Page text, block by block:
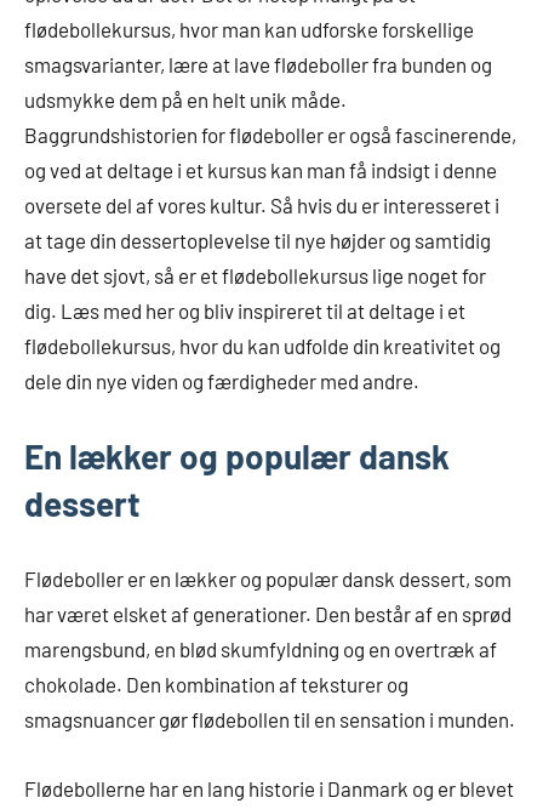
flødebollekursus, hvor man kan udforske forskellige
smagsvarianter, lære at lave flødeboller fra bunden og
udsmykke dem på en helt unik måde.
Baggrundshistorien for flødeboller er også fascinerende,
og ved at deltage i et kursus kan man få indsigt i denne
oversete del af vores kultur. Så hvis du er interesseret i
at tage din dessertoplevelse til nye højder og samtidig
have det sjovt, så er et flødebollekursus lige noget for
dig. Læs med her og bliv inspireret til at deltage i et
flødebollekursus, hvor du kan udfolde din kreativitet og
dele din nye viden og færdigheder med andre.
En lækker og populær dansk
dessert
Flødeboller er en lækker og populær dansk dessert, som
har været elsket af generationer. Den består af en sprød
marengsbund, en blød skumfyldning og en overtræk af
chokolade. Den kombination af teksturer og
smagsnuancer gør flødebollen til en sensation i munden.
Flødebollerne har en lang historie i Danmark og er blevet